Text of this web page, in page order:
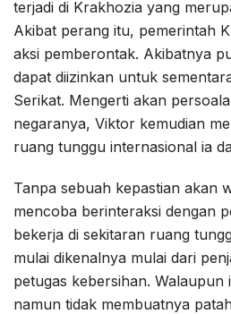
terjadi di Krakhozia yang
Akibat perang itu, pemerintah
aksi pemberontak. Akibatnya
dapat diizinkan untuk
Serikat. Mengerti akan
negaranya, Viktor kemudian
ruang tunggu internasional ia
Tanpa sebuah kepastian akan
mencoba berinteraksi dengan
bekerja di sekitaran ruang
mulai dikenalnya mulai dari
petugas kebersihan. Walaupun
namun tidak membuatnya